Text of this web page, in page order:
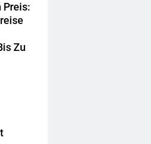
Preis:
Zu